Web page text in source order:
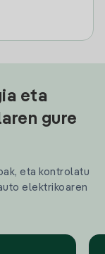
eta
gure
eta kontrolatu
elektrikoaren